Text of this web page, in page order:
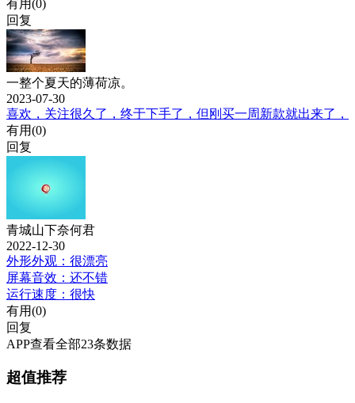
有用(0)
回复
一整个夏天的薄荷凉。
2023-07-30
喜欢，关注很久了，终于下手了，但刚买一周新款就出来了，
有用(0)
回复
青城山下奈何君
2022-12-30
外形外观：很漂亮
屏幕音效：还不错
运行速度：很快
有用(0)
回复
APP查看全部23条数据
超值推荐